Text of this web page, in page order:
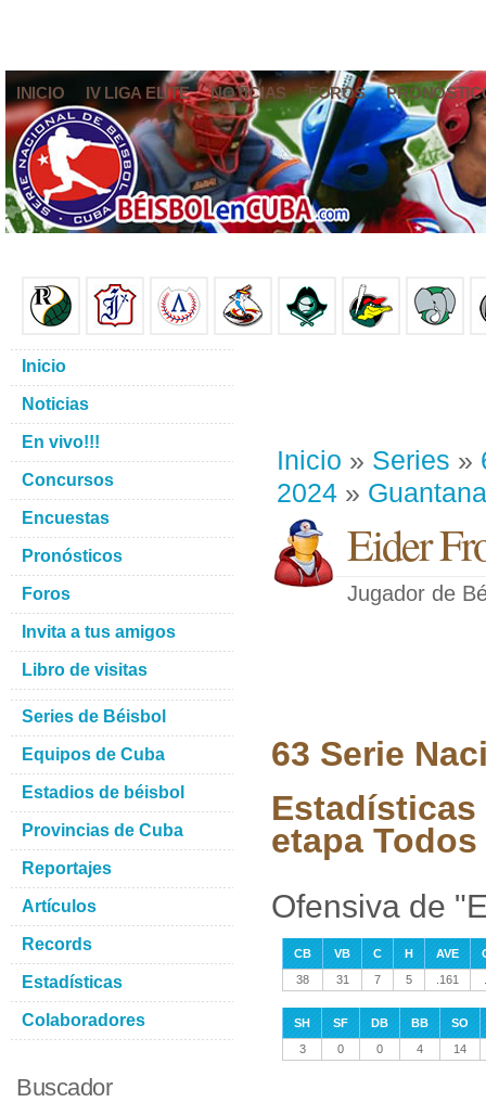
INICIO IV LIGA ELITE NOTICIAS FOROS
Inicio » Series »
2024 »
Eider
Jugador de
63 Serie
Estadísticas
etapa
Ofensiva de
CB VB C H AVE
38
31 7 5 .161
SH SF DB BB
SO
3
0 0 4 14
Inicio
Noticias
En vivo!!!
Concursos
Encuestas
Pronósticos
Foros
Invita a tus amigos
Libro de visitas
Series de Béisbol
Equipos de Cuba
Estadios de béisbol
Provincias de Cuba
Reportajes
Artículos
Records
Estadísticas
Colaboradores
Buscador